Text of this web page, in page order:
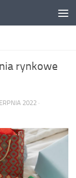
rynkowe
2022 ·